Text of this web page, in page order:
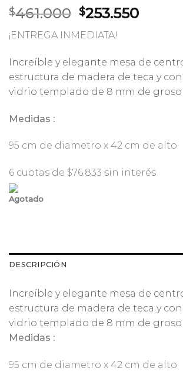
$461.000 El
precio
original
era:
$461.000.
$253.550El
es:
¡ENTREGA INMEDIATA!
Increíble y elegante mesa de
estructura de madera de teca y
vidrio templado de 8 mm de
Medidas :
95 cm de diametro x 42 cm de alto
6 cuotas de $76.833 sin interés
Agotado
DESCRIPCIÓN
Increíble y elegante mesa de
estructura de madera de teca y
vidrio templado de 8 mm de
Medidas :
95 cm de diametro x 42 cm de alto